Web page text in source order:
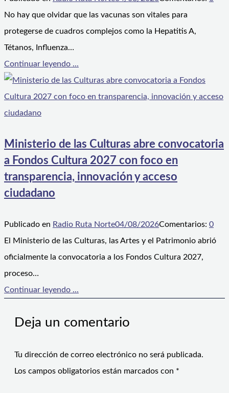
No hay que olvidar que las vacunas son vitales para
protegerse de cuadros complejos como la Hepatitis A,
Tétanos, Influenza…
Continuar leyendo ...
Ministerio de las Culturas abre convocatoria
a Fondos Cultura 2027 con foco en
transparencia, innovación y acceso
ciudadano
Publicado en Radio Ruta Norte04/08/2026Comentarios: 0
El Ministerio de las Culturas, las Artes y el Patrimonio abrió
oficialmente la convocatoria a los Fondos Cultura 2027,
proceso…
Continuar leyendo ...
Deja un comentario
Tu dirección de correo electrónico no será publicada.
Los campos obligatorios están marcados con *